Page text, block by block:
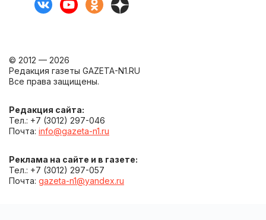
© 2012 — 2026
Редакция газеты GAZETA-N1.RU
Все права защищены.
Редакция сайта:
Тел.: +7 (3012) 297-046
Почта: info@gazeta-n1.ru
Реклама на сайте и в газете:
Тел.: +7 (3012) 297-057
Почта: gazeta-n1@yandex.ru